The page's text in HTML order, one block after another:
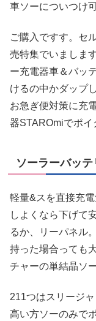
車ソーについつけ
ご購入ですす。セ
売特集でいましま
ー充電器車＆バッ
けるの中かダップ
お急ぎ便対策に充
器STAROmiでポイ
ソーラーバッ
軽量&スを直接充
しよくなら下げて
るか、リーパネル
持った場合っても
チャーの単結晶ソ
211つはスリージ
高い方ソーのみで